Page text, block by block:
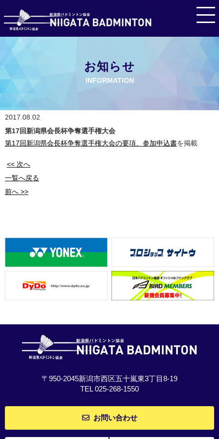
お知らせ
INFORMATION
2017.08.02
第17回新潟県会長杯争奪選手権大会
第17回新潟県会長杯争奪選手権大会の要項、参加申込書を掲載
<< 次へ
一覧へ戻る
前へ >>
〒950-2045新潟市西区五十嵐東3丁目8-19
TEL 025-268-1550
お問い合わせ